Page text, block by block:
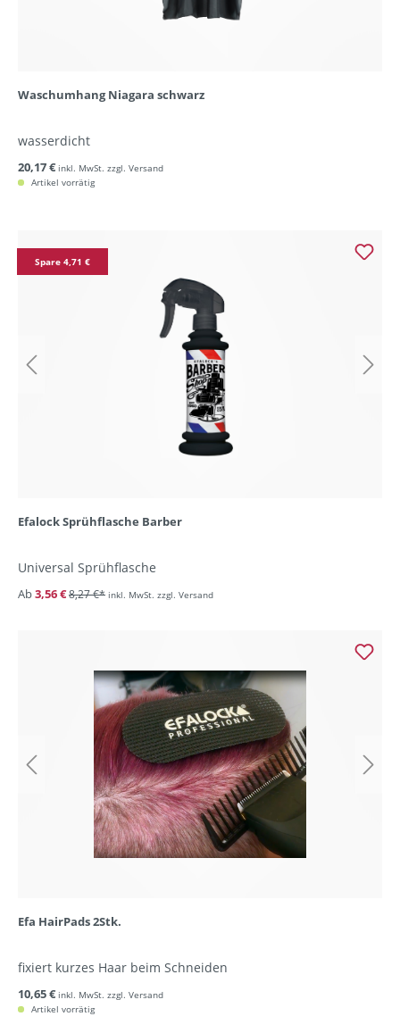
Waschumhang Niagara schwarz
wasserdicht
20,17 € inkl. MwSt. zzgl. Versand
Artikel vorrätig
Spare 4,71 €
Efalock Sprühflasche Barber
Universal Sprühflasche
Ab3,56 €8,27 €* inkl. MwSt. zzgl. Versand
Efa HairPads 2Stk.
fixiert kurzes Haar beim Schneiden
10,65 € inkl. MwSt. zzgl. Versand
Artikel vorrätig